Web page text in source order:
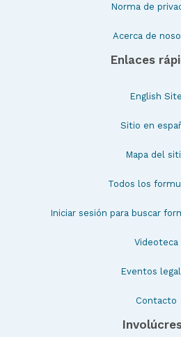
Norma de
Acerca de
Enlaces
English Site
Sitio en
Mapa del
Todos los
Iniciar sesión para buscar
Videoteca
Eventos
Contacto